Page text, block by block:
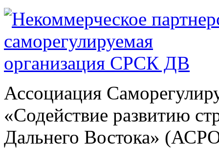
Ассоциация
«Содействие развитию
Дальнего Востока»